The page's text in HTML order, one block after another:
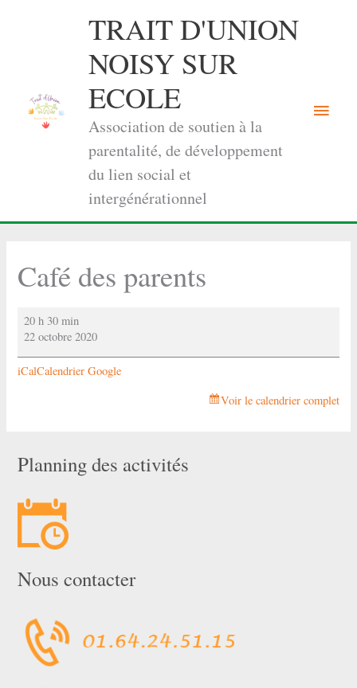
TRAIT D'UNION
NOISY SUR
ECOLE
Association de soutien à la
parentalité, de développement
du lien social et
intergénérationnel
Menu
Café des parents
Café
des
parents
20 h 30 min
22 octobre 2020
iCalCalendrier Google
Voir le calendrier complet
Planning des activités
Nous contacter